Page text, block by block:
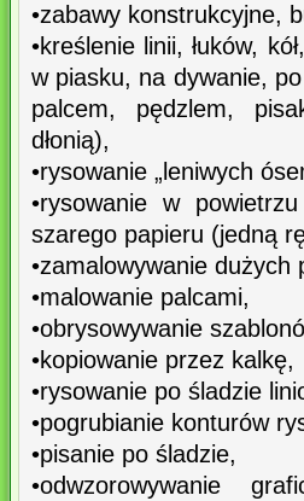
•zabawy konstrukcyjne,
•kreślenie linii, łuków,
w piasku, na dywanie,
palcem, pędzlem,
dłonią),
•rysowanie „leniwych
•rysowanie w
szarego papieru (jedną
•zamalowywanie dużych
•malowanie palcami,
•obrysowywanie
•kopiowanie przez kalkę,
•rysowanie po śladzie
•pogrubianie konturów
•pisanie po śladzie,
•odwzorowywanie